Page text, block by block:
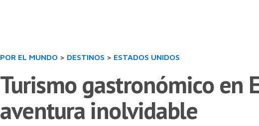
POR EL MUNDO > DESTINOS > ESTADOS UNIDOS
Turismo gastronómico en
aventura inolvidable